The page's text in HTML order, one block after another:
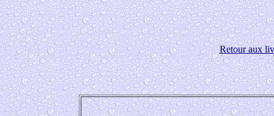
Retour aux